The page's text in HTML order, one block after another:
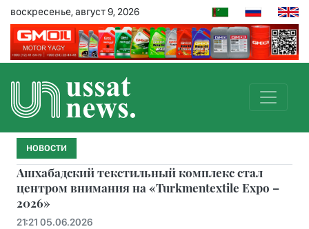
воскресенье, август 9, 2026
НОВОСТИ
Ашхабадский текстильный комплекс стал
центром внимания на «Turkmentextile Expo –
2026»
21:21 05.06.2026